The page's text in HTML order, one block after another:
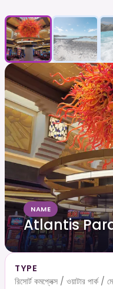
NAME
Atlantis
TYPE
রিসোর্ট কমপ্লেক্স / ওয়াটার পার্ক /